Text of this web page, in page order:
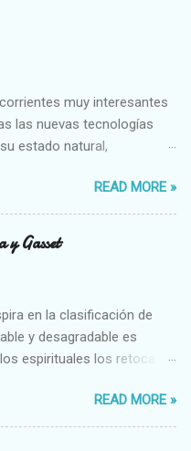
muy interesantes
las nuevas tecnologías
estado natural,
READ MORE »
y Gasset
en la clasificación de
y desagradable es
espirituales los retoca.
Sano-Enfermo Selecto-
3 ESPIRITUALES a)
Aproximado
READ MORE »